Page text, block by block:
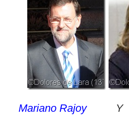
Mariano Rajoy